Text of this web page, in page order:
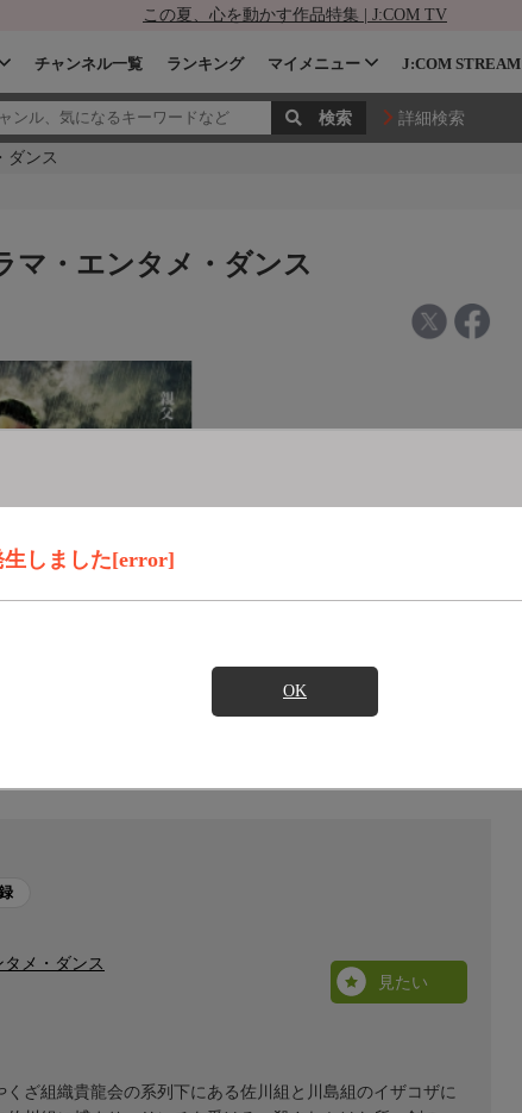
この夏、心を動かす作品特集 | J:COM TV
チャンネル一覧 ランキング マイメニュー J:COM STREAM
詳細検索
ダンス
しました[error]
OK
マ・エンタメ・ダンス
メ・ダンス
見たい
ざ組織貴龍会の系列下にある佐川組と川島組のイザコザに